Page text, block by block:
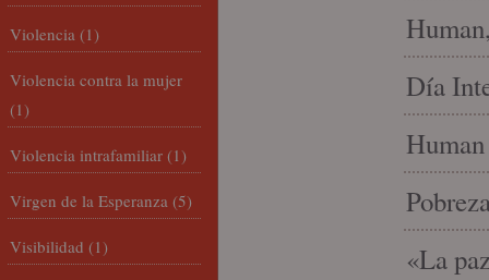
Día
«La
Violencia (1)
Violencia contra la mujer
(1)
Violencia intrafamiliar (1)
Virgen de la Esperanza (5)
Visibilidad (1)